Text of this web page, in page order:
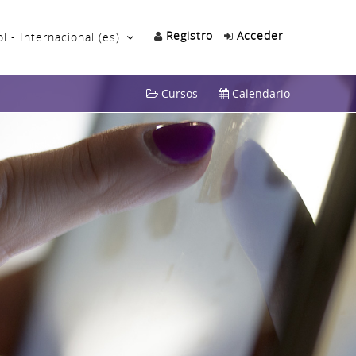
Registro Acceder
- Internacional ‎(es)‎
Cursos Calendario